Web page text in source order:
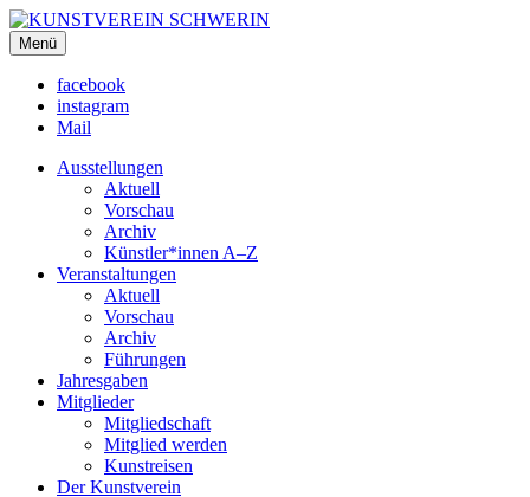
KUNSTVEREIN SCHWERIN
Für Mecklenburg und Vorpommern
Menü
facebook
instagram
Mail
Ausstellungen
Aktuell
Vorschau
Archiv
Künstler*innen A–Z
Veranstaltungen
Aktuell
Vorschau
Archiv
Führungen
Jahresgaben
Mitglieder
Mitgliedschaft
Mitglied werden
Kunstreisen
Der Kunstverein